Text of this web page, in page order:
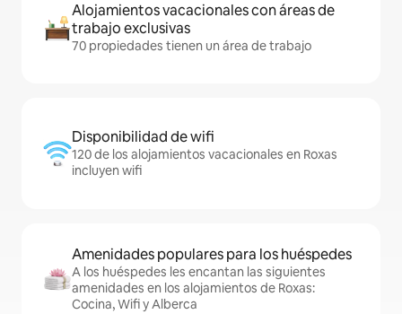
Alojamientos vacacionales con áreas de
trabajo exclusivas
70 propiedades tienen un área de trabajo
Disponibilidad de wifi
120 de los alojamientos vacacionales en Roxas
incluyen wifi
Amenidades populares para los huéspedes
A los huéspedes les encantan las siguientes
amenidades en los alojamientos de Roxas:
Cocina, Wifi y Alberca